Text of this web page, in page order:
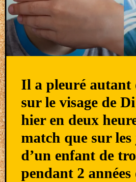
Il a pleuré autant
sur le visage de
hier en deux
match que sur les
d’un enfant de
pendant 2 années